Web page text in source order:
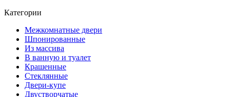
Категории
Межкомнатные двери
Шпонированные
Из массива
В ванную и туалет
Крашенные
Стеклянные
Двери-купе
Двустворчатые